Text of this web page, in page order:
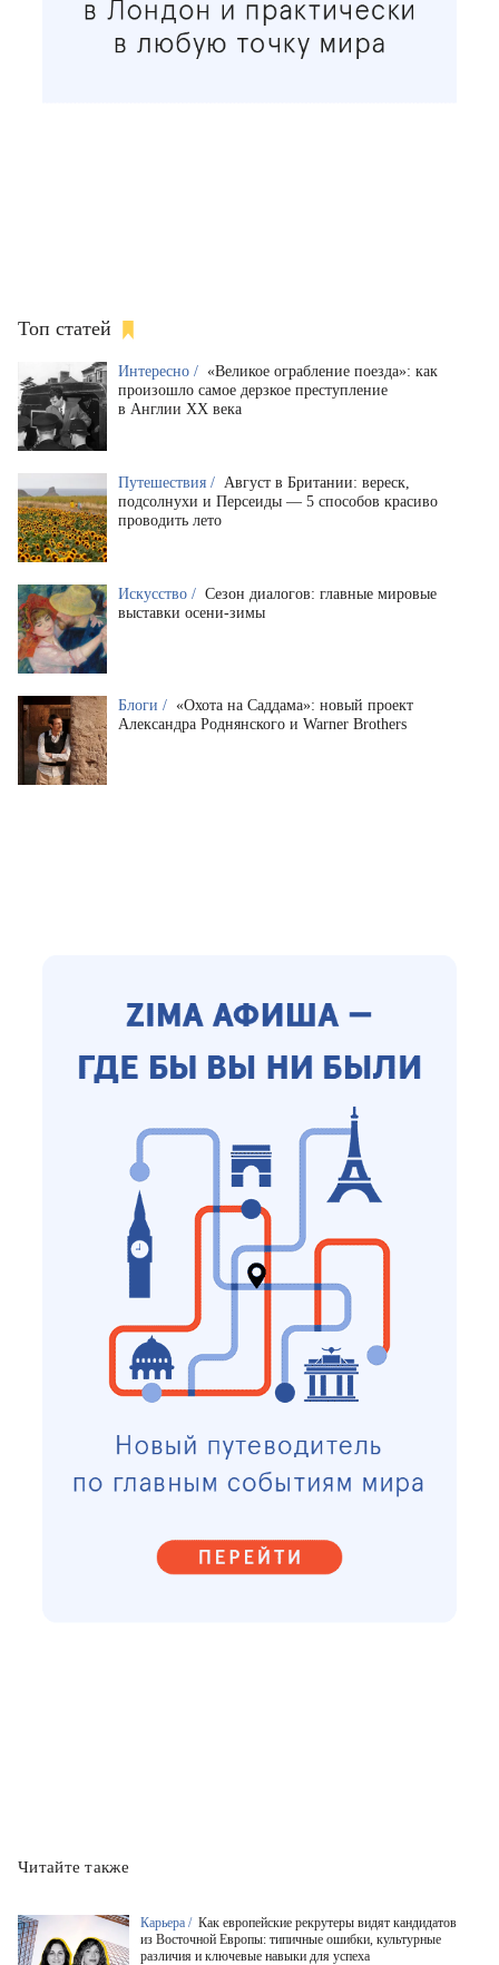
Топ статей
Интересно / «Великое ограбление поезда»: как
произошло самое дерзкое преступление
в Англии XX века
Путешествия / Август в Британии: вереск,
подсолнухи и Персеиды — 5 способов красиво
проводить лето
Искусство / Сезон диалогов: главные мировые
выставки осени-зимы
Блоги / «Охота на Саддама»: новый проект
Александра Роднянского и Warner Brothers
Читайте также
Карьера / Как европейские рекрутеры видят кандидатов
из Восточной Европы: типичные ошибки, культурные
различия и ключевые навыки для успеха